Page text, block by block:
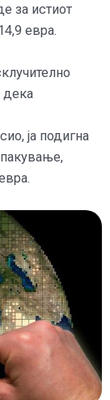
за истиот
евра.
дека
ја подигна
пакување,